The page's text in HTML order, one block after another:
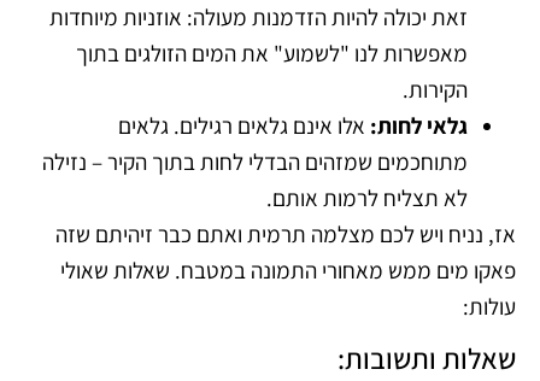
זאת יכולה להיות הזדמנות מעולה: אוזניות מיוחדות
מאפשרות לנו "לשמוע" את המים הזולגים בתוך
הקירות.
גלאי לחות: אלו אינם גלאים רגילים. גלאים
מתוחכמים שמזהים הבדלי לחות בתוך הקיר – נזילה
לא תצליח לרמות אותם.
אז, נניח ויש לכם מצלמה תרמית ואתם כבר זיהיתם שזה
פאקו מים ממש מאחורי התמונה במטבח. שאלות שאולי
עולות:
שאלות ותשובות: